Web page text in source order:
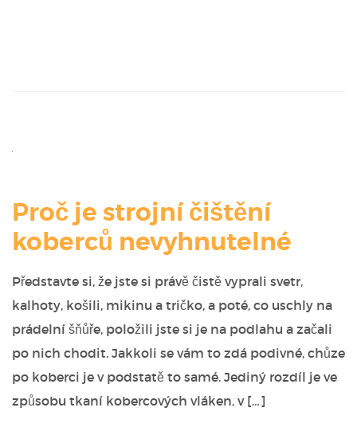
Proč je strojní čištění
koberců nevyhnutelné
Představte si, že jste si právě čistě vyprali svetr,
kalhoty, košili, mikinu a tričko, a poté, co uschly na
prádelní šňůře, položili jste si je na podlahu a začali
po nich chodit. Jakkoli se vám to zdá podivné, chůze
po koberci je v podstatě to samé. Jediný rozdíl je ve
způsobu tkaní kobercových vláken, v […]